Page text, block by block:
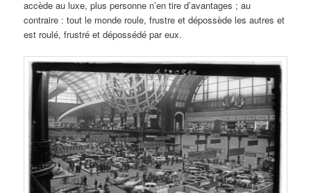
accède au luxe, plus personne n’en tire d’avantages ; au
contraire : tout le monde roule, frustre et dépossède les autres et
est roulé, frustré et dépossédé par eux.